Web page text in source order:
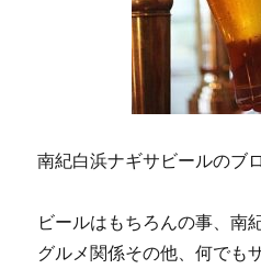
南紀白浜ナギサビールのブロ
ビールはもちろんの事、南
グルメ関係その他、何でも